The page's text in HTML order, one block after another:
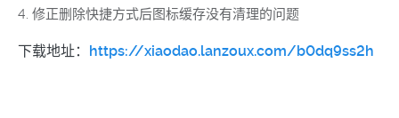
4. 修正删除快捷方式后图标缓存没有清理的问题
下载地址： https://xiaodao.lanzoux.com/b0dq9ss2h